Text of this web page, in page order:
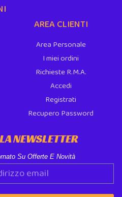
AREA CLIENTI
Area Personale
I miei ordini
Richieste R.M.A.
Accedi
Registrati
Recupero Password
NEWSLETTER
Su Offerte E Novità